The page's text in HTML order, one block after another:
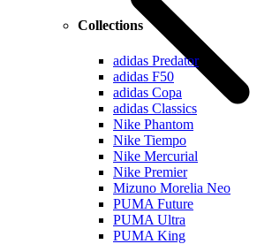
Collections
adidas Predator
adidas F50
adidas Copa
adidas Classics
Nike Phantom
Nike Tiempo
Nike Mercurial
Nike Premier
Mizuno Morelia Neo
PUMA Future
PUMA Ultra
PUMA King